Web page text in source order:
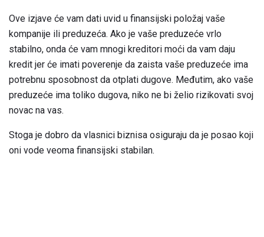
Ove izjave će vam dati uvid u finansijski položaj vaše
kompanije ili preduzeća. Ako je vaše preduzeće vrlo
stabilno, onda će vam mnogi kreditori moći da vam daju
kredit jer će imati poverenje da zaista vaše preduzeće ima
potrebnu sposobnost da otplati dugove. Međutim, ako vaše
preduzeće ima toliko dugova, niko ne bi želio rizikovati svoj
novac na vas.
Stoga je dobro da vlasnici biznisa osiguraju da je posao koji
oni vode veoma finansijski stabilan.